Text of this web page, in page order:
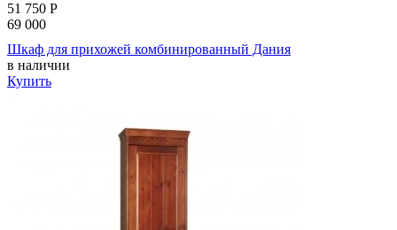
51 750 Р
69 000
Шкаф для прихожей комбинированный Дания
в наличии
Купить